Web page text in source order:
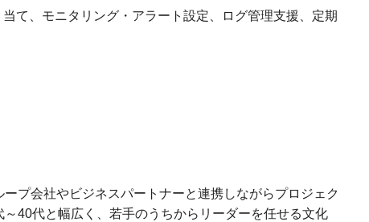
て、モニタリング・アラート設定、ログ管理支援、定期
プ会社やビジネスパートナーと連携しながらプロジェク
～40代と幅広く、若手のうちからリーダーを任せる文化